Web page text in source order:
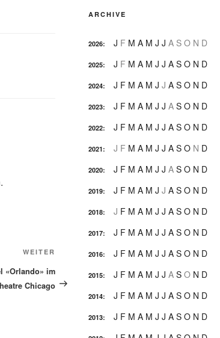
Nächster
Beitrag
WEITER
«Orlando» im
Chicago
ARCHIVE
2026: J F M A M J J A S O N D
2025: J F M A M J J A S O N D
2024: J F M A M J J A S O N D
2023: J F M A M J J A S O N D
2022: J F M A M J J A S O N D
2021: J F M A M J J A S O N D
2020: J F M A M J J A S O N D
2019: J F M A M J J A S O N D
2018: J F M A M J J A S O N D
2017: J F M A M J J A S O N D
2016: J F M A M J J A S O N D
2015: J F M A M J J A S O N D
2014: J F M A M J J A S O N D
2013: J F M A M J J A S O N D